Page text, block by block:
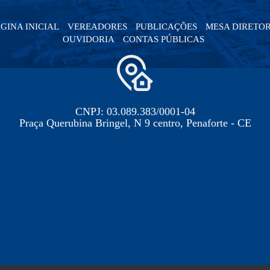
INICIAL VEREADORES PUBLICAÇÕES
MESA
OUVIDORIA
CONTAS PÚBLICAS
CNPJ: 03.089.383/0001-04
Praça Querubina Bringel, N 9 centro, Penaforte - CE